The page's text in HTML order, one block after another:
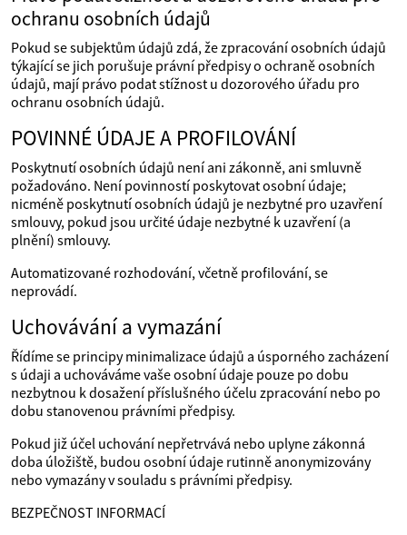
ochranu osobních údajů
Pokud se subjektům údajů zdá, že zpracování osobních údajů
týkající se jich porušuje právní předpisy o ochraně osobních
údajů, mají právo podat stížnost u dozorového úřadu pro
ochranu osobních údajů.
POVINNÉ ÚDAJE A PROFILOVÁNÍ
Poskytnutí osobních údajů není ani zákonně, ani smluvně
požadováno. Není povinností poskytovat osobní údaje;
nicméně poskytnutí osobních údajů je nezbytné pro uzavření
smlouvy, pokud jsou určité údaje nezbytné k uzavření (a
plnění) smlouvy.
Automatizované rozhodování, včetně profilování, se
neprovádí.
Uchovávání a vymazání
Řídíme se principy minimalizace údajů a úsporného zacházení
s údaji a uchováváme vaše osobní údaje pouze po dobu
nezbytnou k dosažení příslušného účelu zpracování nebo po
dobu stanovenou právními předpisy.
Pokud již účel uchování nepřetrvává nebo uplyne zákonná
doba úložiště, budou osobní údaje rutinně anonymizovány
nebo vymazány v souladu s právními předpisy.
BEZPEČNOST INFORMACÍ